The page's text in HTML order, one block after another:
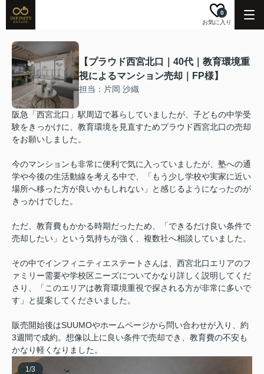
お気に入り
0
【プラウド西宮北口｜40代｜教育環境重
視によるマンション売却｜FP様】
担当：片岡 沙織
阪急「西宮北口」駅周辺で暮らしていましたが、子どもの中学受
験をきっかけに、教育環境を見直すためプラウド西宮北口の売却
をお願いしました。
今のマンションも非常に便利で気に入っていましたが、塾への通
学や今後の生活動線を考える中で、「もう少し学校や実家に近い
場所へ移った方が良いかもしれない」と感じるようになったのが
きっかけでした。
ただ、教育費もかかる時期だったため、「できるだけ良い条件で
売却したい」という気持ちが強く、複数社へ相談していました。
その中でインフィニティエステートさんは、西宮北口エリアのフ
ァミリー需要や学校区ニーズについてかなり詳しく説明してくだ
さり、「このエリアは教育環境重視で探される方が非常に多いで
す」と提案してくださいました。
販売開始後はSUUMOやホームページから問い合わせが入り、約
3週間で成約。想像以上に良い条件で売却でき、教育費の不安も
かなり軽くなりました。
1/3